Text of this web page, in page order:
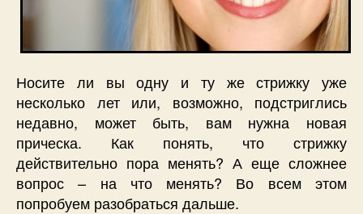
Носите ли вы одну и ту же стрижку уже
несколько лет или, возможно, подстриглись
недавно, может быть, вам нужна новая
прическа. Как понять, что стрижку
действительно пора менять? А еще сложнее
вопрос – на что менять? Во всем этом
попробуем разобраться дальше.